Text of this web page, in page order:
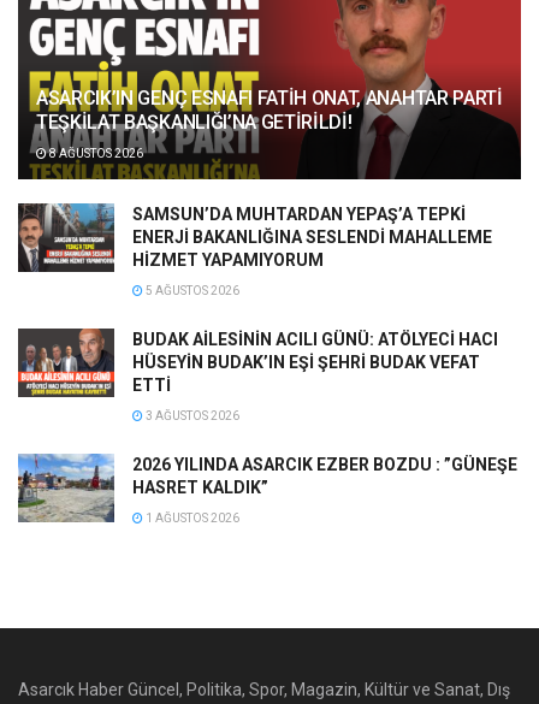
ASARCIK’IN GENÇ ESNAFI FATİH ONAT, ANAHTAR PARTİ
TEŞKİLAT BAŞKANLIĞI’NA GETİRİLDİ!
8 AĞUSTOS 2026
SAMSUN’DA MUHTARDAN YEPAŞ’A TEPKİ
ENERJİ BAKANLIĞINA SESLENDİ MAHALLEME
HİZMET YAPAMIYORUM
5 AĞUSTOS 2026
BUDAK AİLESİNİN ACILI GÜNÜ: ATÖLYECİ HACI
HÜSEYİN BUDAK’IN EŞİ ŞEHRİ BUDAK VEFAT
ETTİ
3 AĞUSTOS 2026
2026 YILINDA ASARCIK EZBER BOZDU : ”GÜNEŞE
HASRET KALDIK”
1 AĞUSTOS 2026
Asarcık Haber Güncel, Politika, Spor, Magazin, Kültür ve Sanat, Dış